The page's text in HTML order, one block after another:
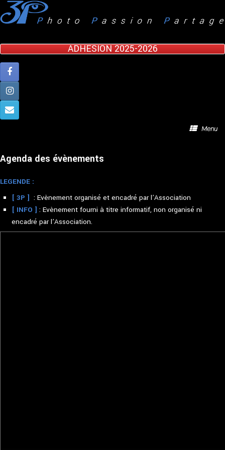
Skip
to
content
ADHESION 2025-2026
Menu
Agenda des évènements
LEGENDE :
[ 3P ] : Evènement organisé et encadré par l’Association
[ INFO ] : Evènement fourni à titre informatif, non organisé ni
encadré par l’Association.